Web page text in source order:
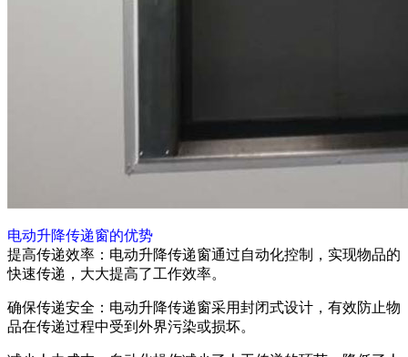
电动升降传递窗的优势
提高传递效率：电动升降传递窗通过自动化控制，实现物品的
快速传递，大大提高了工作效率。
确保传递安全：电动升降传递窗采用封闭式设计，有效防止物
品在传递过程中受到外界污染或损坏。